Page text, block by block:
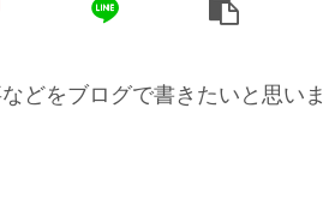
どをブログで書きたいと思いま